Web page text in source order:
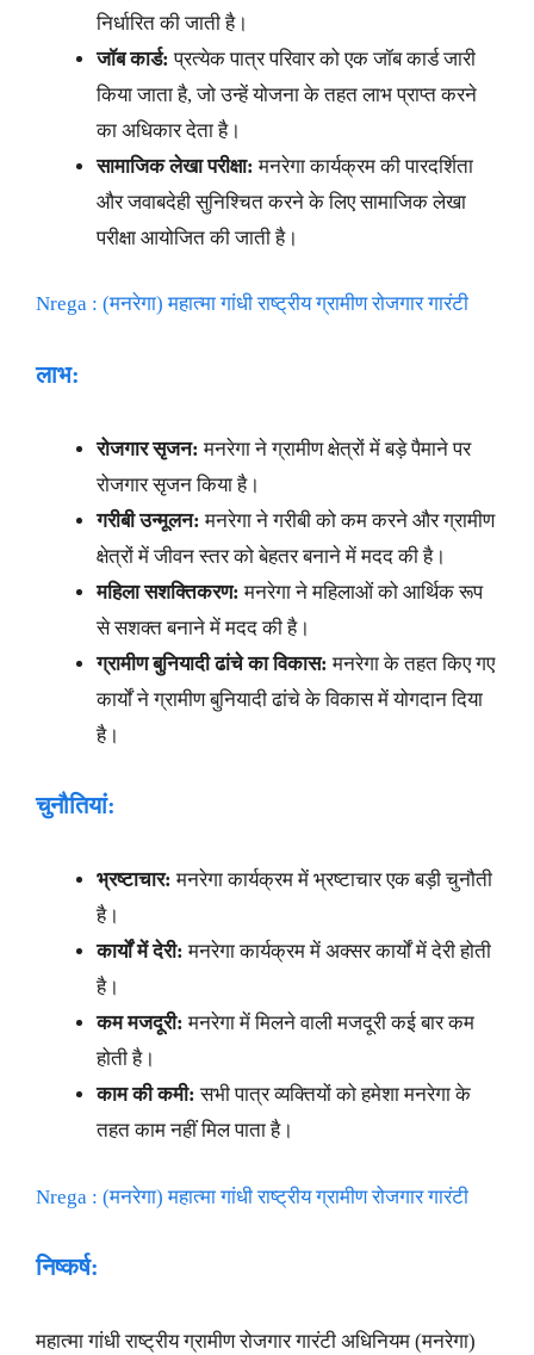
निर्धारित की जाती है।
जॉब कार्ड: प्रत्येक पात्र परिवार को एक जॉब कार्ड जारी
किया जाता है, जो उन्हें योजना के तहत लाभ प्राप्त करने
का अधिकार देता है।
सामाजिक लेखा परीक्षा: मनरेगा कार्यक्रम की पारदर्शिता
और जवाबदेही सुनिश्चित करने के लिए सामाजिक लेखा
परीक्षा आयोजित की जाती है।
Nrega : (मनरेगा) महात्मा गांधी राष्ट्रीय ग्रामीण रोजगार गारंटी
लाभ:
रोजगार सृजन: मनरेगा ने ग्रामीण क्षेत्रों में बड़े पैमाने पर
रोजगार सृजन किया है।
गरीबी उन्मूलन: मनरेगा ने गरीबी को कम करने और ग्रामीण
क्षेत्रों में जीवन स्तर को बेहतर बनाने में मदद की है।
महिला सशक्तिकरण: मनरेगा ने महिलाओं को आर्थिक रूप
से सशक्त बनाने में मदद की है।
ग्रामीण बुनियादी ढांचे का विकास: मनरेगा के तहत किए गए
कार्यों ने ग्रामीण बुनियादी ढांचे के विकास में योगदान दिया
है।
चुनौतियां:
भ्रष्टाचार: मनरेगा कार्यक्रम में भ्रष्टाचार एक बड़ी चुनौती
है।
कार्यों में देरी: मनरेगा कार्यक्रम में अक्सर कार्यों में देरी होती
है।
कम मजदूरी: मनरेगा में मिलने वाली मजदूरी कई बार कम
होती है।
काम की कमी: सभी पात्र व्यक्तियों को हमेशा मनरेगा के
तहत काम नहीं मिल पाता है।
Nrega : (मनरेगा) महात्मा गांधी राष्ट्रीय ग्रामीण रोजगार गारंटी
निष्कर्ष:
महात्मा गांधी राष्ट्रीय ग्रामीण रोजगार गारंटी अधिनियम (मनरेगा)